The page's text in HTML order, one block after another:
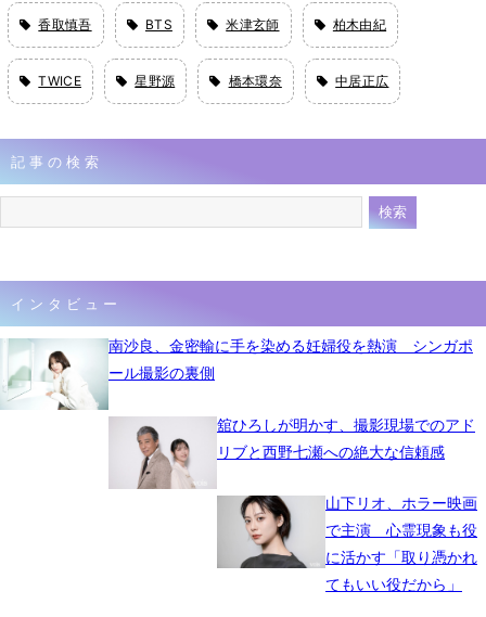
香取慎吾 BTS 米津玄師 柏木由紀
TWICE 星野源 橋本環奈 中居正広
記事の検索
インタビュー
南沙良、金密輸に手を染める妊婦役を熱演 シンガポ
ール撮影の裏側
舘ひろしが明かす、撮影現場でのアド
リブと西野七瀬への絶大な信頼感
山下リオ、ホラー映画
で主演 心霊現象も役
に活かす「取り憑かれ
てもいい役だから」